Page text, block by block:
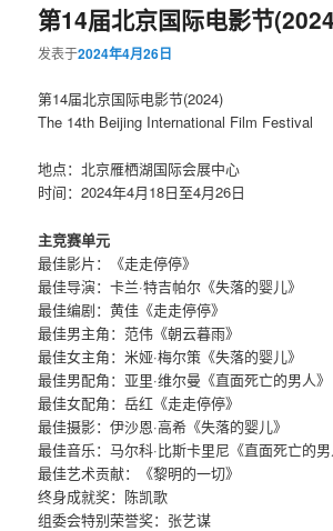
第14届北京国际电影节
发表于2024年4月26日
第14届北京国际电影节(2024)
The 14th Beijing International Film Festival
地点：北京雁栖湖国际会展中心
时间：2024年4月18日至4月26日
主竞赛单元
最佳影片：《走走停停》
最佳导演：卡兰·特吉帕尔《失落的婴儿》
最佳编剧：黄佳《走走停停》
最佳男主角：范伟《朝云暮雨》
最佳女主角：米娅·梅尔策《失落的婴儿》
最佳男配角：亚里·维尔曼《直面死亡的男人》
最佳女配角：岳红《走走停停》
最佳摄影：伊沙恩·高希《失落的婴儿》
最佳音乐：马尔科·比斯卡里尼《直面死亡的男
最佳艺术贡献：《黎明的一切》
终身成就奖：陈凯歌
组委会特别荣誉奖：张艺谋